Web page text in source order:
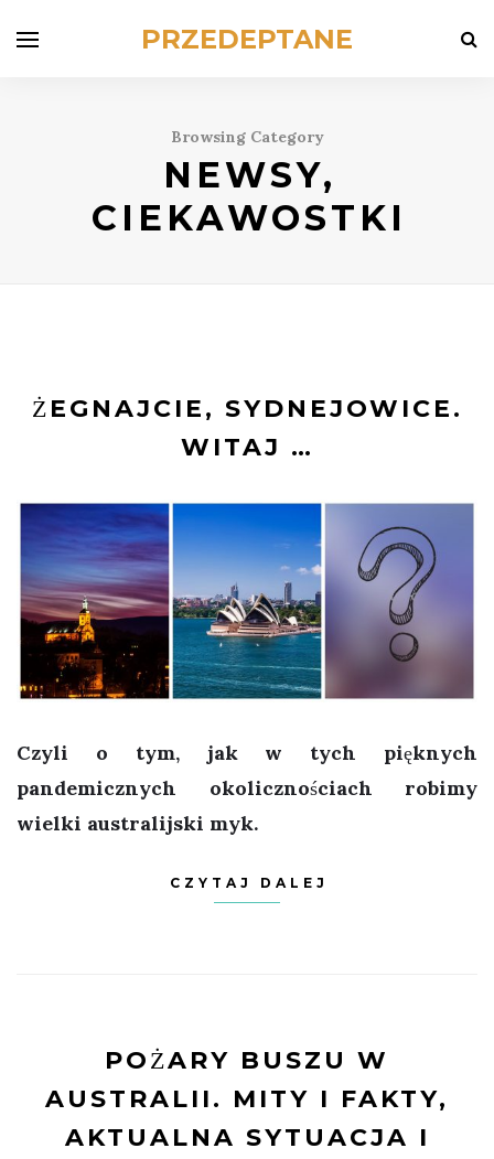
PRZEDEPTANE
Browsing Category
NEWSY,
CIEKAWOSTKI
ŻEGNAJCIE, SYDNEJOWICE.
WITAJ …
Czyli o tym, jak w tych pięknych
pandemicznych okolicznościach robimy
wielki australijski myk.
CZYTAJ DALEJ
POŻARY BUSZU W
AUSTRALII. MITY I FAKTY,
AKTUALNA SYTUACJA I